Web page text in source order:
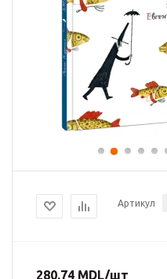
Артикул
280.74 MDL/шт